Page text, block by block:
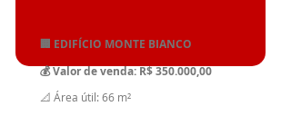
🏢 EDIFÍCIO MONTE BIANCO
💰 Valor de venda: R$ 350.000,00
📐 Área útil: 66 m²